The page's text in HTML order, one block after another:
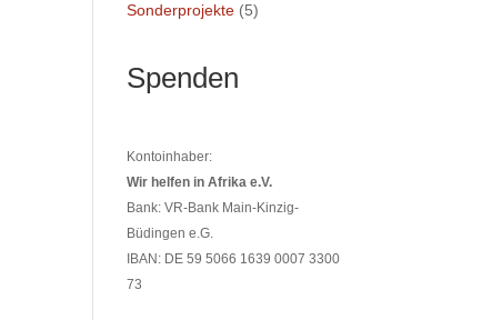
Sonderprojekte (5)
Spenden
Kontoinhaber:
Wir helfen in Afrika e.V.
Bank: VR-Bank Main-Kinzig-
Büdingen e.G.
IBAN: DE 59 5066 1639 0007 3300
73